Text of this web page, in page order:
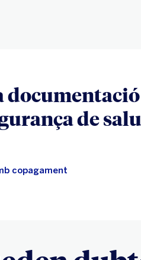
de
copagament